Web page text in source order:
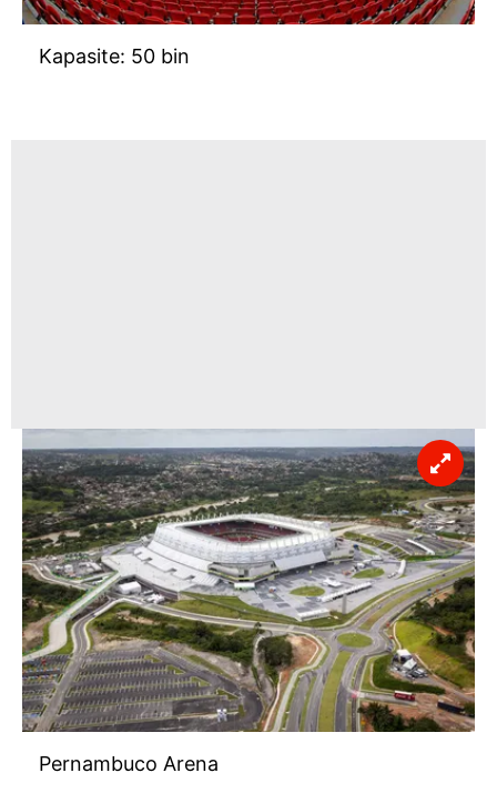
Kapasite: 50 bin
Pernambuco Arena